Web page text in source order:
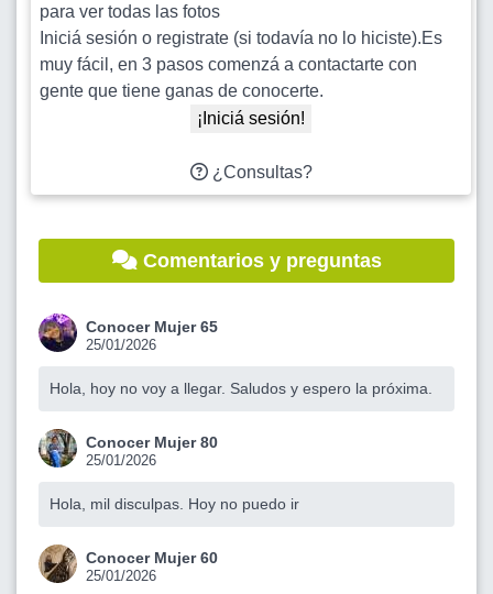
para ver todas las fotos
Iniciá sesión o registrate (si todavía no lo hiciste).Es
muy fácil, en 3 pasos comenzá a contactarte con
gente que tiene ganas de conocerte.
¡Iniciá sesión!
¿Consultas?
Comentarios y preguntas
Conocer Mujer 65
25/01/2026
Hola, hoy no voy a llegar. Saludos y espero la próxima.
Conocer Mujer 80
25/01/2026
Hola, mil disculpas. Hoy no puedo ir
Conocer Mujer 60
25/01/2026